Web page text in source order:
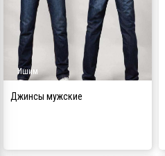
Ишим
Джинсы мужские